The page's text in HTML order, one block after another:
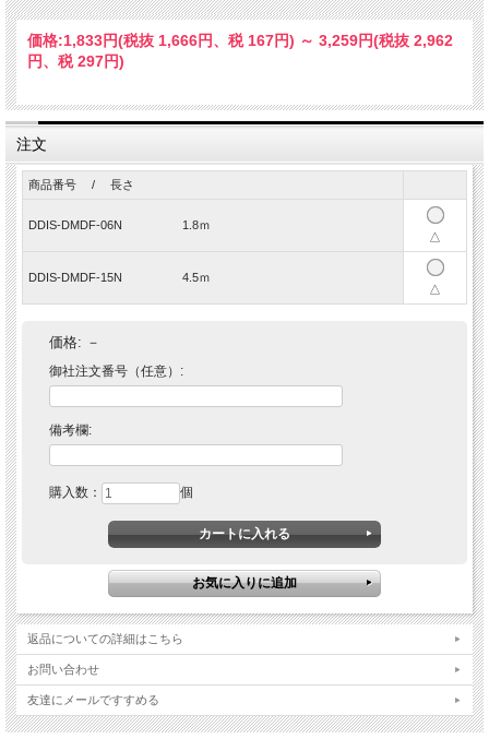
◆DVI規格では、機器間の最大ケーブル長は5メートルまでとなっております。本
ケーブルを使用して延長しても、延長後の合計長さが5メートルを超えると正常に
動作しませんのでご注意ください（5mを超える長さのケーブルは特注で製作可能
です。
ル内部で断線が発生する可能性がありますので、ご注意ください。
◆DVIオス型コネクタの14番ピンは＋5V信号の端子となっており、端子の高さは他
の端子よりも多少低くなっておりますが（多少引っ込んだ並びとなっておりま
す）、この端子高さが低い状態は機能上必要な高さであり不良ではありませんの
で、予めご了承ください。
◆メスコネクタの勘合ネジを雄ネジに変更することはできません（特注非対応）の
◆メスコネクタのナット（雌ネジ）を取り外すことはできませんので、ご注意くだ
価格:1,833円(税抜 1,666円、税 167円) ～ 3,259円(税抜 2,962
円、税 297円)
注文
商品番号 / 長さ
DDIS-DMDF-06N 1.8ｍ
△
DDIS-DMDF-15N 4.5ｍ
△
価格: －
御社注文番号（任意）:
備考欄:
購入数： 個
返品についての詳細はこちら
お問い合わせ
友達にメールですすめる